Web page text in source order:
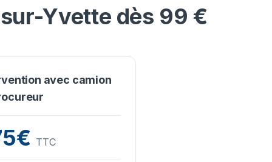
Yvette dès 99 €
avec camion
TTC